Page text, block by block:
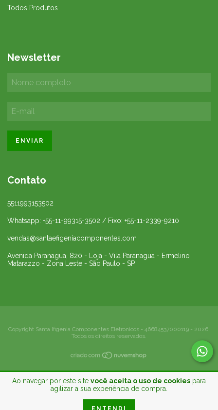
Ao navegar por este site você aceita o uso de cookies para
agilizar a sua experiência de compra.
ENTENDI
Todos Produtos
Newsletter
Contato
5511993153502
Whatsapp: +55-11-99315-3502 / Fixo: +55-11-2339-9210
vendas@santaefigeniacomponentes.com
Avenida Paranagua, 820 - Loja - Vila Paranagua - Ermelino
Matarazzo - Zona Leste - São Paulo - SP
Copyright Santa Ifigenia Componentes Eletronicos - 46684537000119 - 2026.
Todos os direitos reservados.